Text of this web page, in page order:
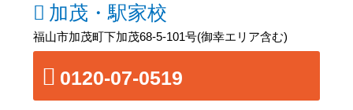
加茂・駅家校
福山市加茂町下加茂68-5-101号(御幸エリア含む)
0120-07-0519